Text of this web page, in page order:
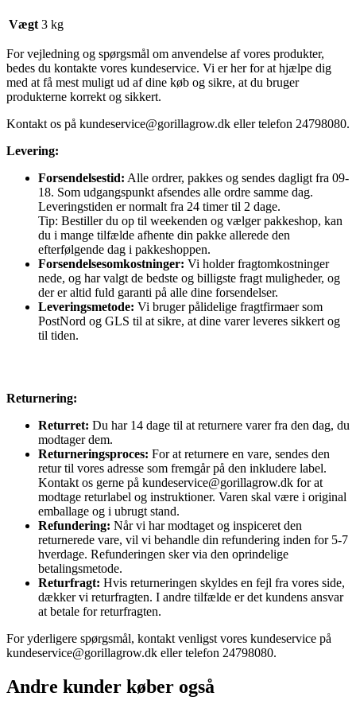
Vægt 3 kg
For vejledning og spørgsmål om anvendelse af vores produkter,
bedes du kontakte vores kundeservice. Vi er her for at hjælpe dig
med at få mest muligt ud af dine køb og sikre, at du bruger
produkterne korrekt og sikkert.
Kontakt os på kundeservice@gorillagrow.dk eller telefon 24798080.
Levering:
Forsendelsestid: Alle ordrer, pakkes og sendes dagligt fra 09-
18. Som udgangspunkt afsendes alle ordre samme dag.
Leveringstiden er normalt fra 24 timer til 2 dage.
Tip: Bestiller du op til weekenden og vælger pakkeshop, kan
du i mange tilfælde afhente din pakke allerede den
efterfølgende dag i pakkeshoppen.
Forsendelsesomkostninger: Vi holder fragtomkostninger
nede, og har valgt de bedste og billigste fragt muligheder, og
der er altid fuld garanti på alle dine forsendelser.
Leveringsmetode: Vi bruger pålidelige fragtfirmaer som
PostNord og GLS til at sikre, at dine varer leveres sikkert og
til tiden.
Returnering:
Returret: Du har 14 dage til at returnere varer fra den dag, du
modtager dem.
Returneringsproces: For at returnere en vare, sendes den
retur til vores adresse som fremgår på den inkludere label.
Kontakt os gerne på kundeservice@gorillagrow.dk for at
modtage returlabel og instruktioner. Varen skal være i original
emballage og i ubrugt stand.
Refundering: Når vi har modtaget og inspiceret den
returnerede vare, vil vi behandle din refundering inden for 5-7
hverdage. Refunderingen sker via den oprindelige
betalingsmetode.
Returfragt: Hvis returneringen skyldes en fejl fra vores side,
dækker vi returfragten. I andre tilfælde er det kundens ansvar
at betale for returfragten.
For yderligere spørgsmål, kontakt venligst vores kundeservice på
kundeservice@gorillagrow.dk eller telefon 24798080.
Andre kunder køber også